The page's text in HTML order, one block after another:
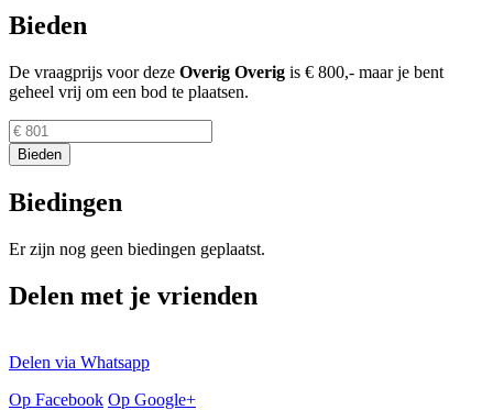
Bieden
De vraagprijs voor deze Overig Overig is € 800,- maar je bent
geheel vrij om een bod te plaatsen.
Biedingen
Er zijn nog geen biedingen geplaatst.
Delen met je vrienden
Delen via Whatsapp
Op Facebook Op Google+